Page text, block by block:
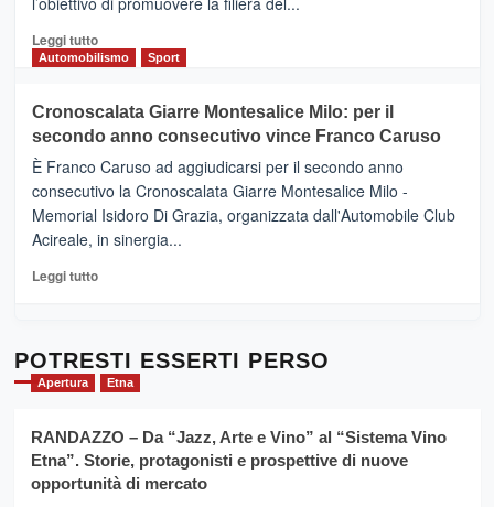
Borgo
Gusto,
il
tra
sapori
vicoli
medievali
Leggi tuttoLeggi
di
Mondello
(Palermo)
–
“E
adesso
Pasta
–
Sicilia
l’
evento
per
la
filiera
del
Automobilismo Sport
Cronoscalata Giarre Montesalice Milo: per il
secondo anno consecutivo vince Franco Caruso
È Franco Caruso ad aggiudicarsi per il secondo anno
consecutivo la Cronoscalata Giarre Montesalice Milo -
Memorial Isidoro Di Grazia, organizzata dall'Automobile Club
Acireale, in sinergia...
Leggi tuttoLeggi
Cronoscalata
Giarre
Montesalice
per
il
secondo
POTRESTI ESSERTI PERSO
Apertura Etna
RANDAZZO – Da “Jazz, Arte e Vino” al “Sistema Vino
Etna”. Storie, protagonisti e prospettive di nuove
opportunità di mercato